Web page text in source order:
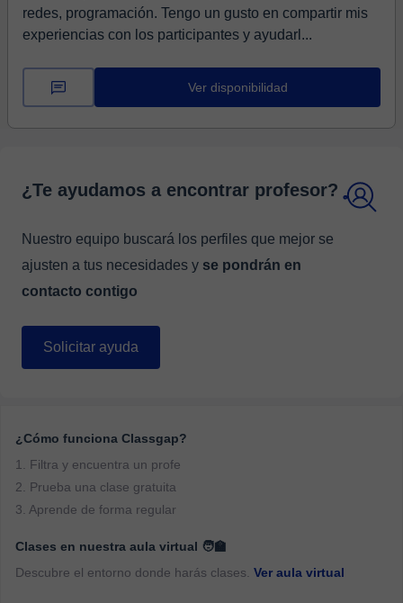
redes, programación. Tengo un gusto en compartir mis
experiencias con los participantes y ayudarl...
Ver disponibilidad
¿Te ayudamos a encontrar profesor?
Nuestro equipo buscará los perfiles que mejor se
ajusten a tus necesidades y se pondrán en
contacto contigo
Solicitar ayuda
¿Cómo funciona Classgap?
1. Filtra y encuentra un profe
2. Prueba una clase gratuita
3. Aprende de forma regular
Clases en nuestra aula virtual 🧑‍🏫
Descubre el entorno donde harás clases. Ver aula virtual